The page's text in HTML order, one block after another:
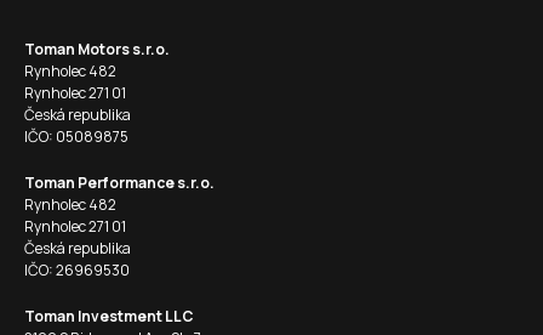
Toman Motors s.r.o.
Rynholec 482
Rynholec 271 01
Česká republika
IČO: 05089875
Toman Performance s.r.o.
Rynholec 482
Rynholec 271 01
Česká republika
IČO: 26969530
Toman Investment LLC